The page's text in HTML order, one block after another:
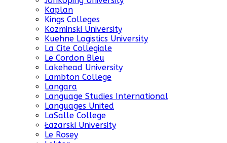
Kaplan
Kings Colleges
Kozminski University
Kuehne Logistics University
La Cite Collegiale
Le Cordon Bleu
Lakehead University
Lambton College
Langara
Language Studies International
Languages United
LaSalle College
Łazarski University
Le Rosey